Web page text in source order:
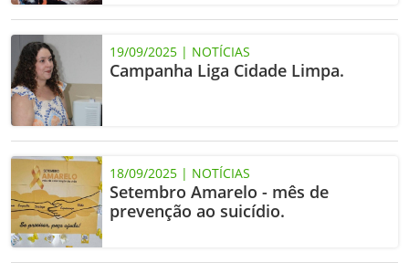
19/09/2025 | NOTÍCIAS
Campanha Liga Cidade Limpa.
18/09/2025 | NOTÍCIAS
Setembro Amarelo - mês de
prevenção ao suicídio.